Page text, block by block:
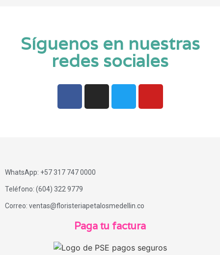
Síguenos en nuestras
redes sociales
WhatsApp: +57 317 747 0000
Teléfono: (604) 322 9779
Correo: ventas@floristeriapetalosmedellin.co
Paga tu factura